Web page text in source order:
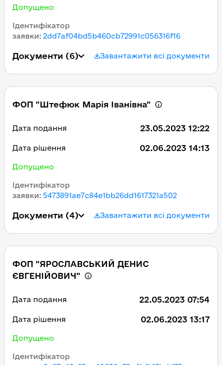
Допущено
Ідентифікатор
заявки: 2dd7af04bd5b460cb72991c056316f16
Документи (6) Завантажити всі документи
ФОП "Штефюк Марія Іванівна"
Дата подання 23.05.2023 12:22
Дата рішення 02.06.2023 14:13
Допущено
Ідентифікатор
заявки: 5473891ae7c84e1bb26dd1617321a502
Документи (4) Завантажити всі документи
ФОП "ЯРОСЛАВСЬКИЙ ДЕНИС
ЄВГЕНІЙОВИЧ"
Дата подання 22.05.2023 07:54
Дата рішення 02.06.2023 13:17
Допущено
Ідентифікатор